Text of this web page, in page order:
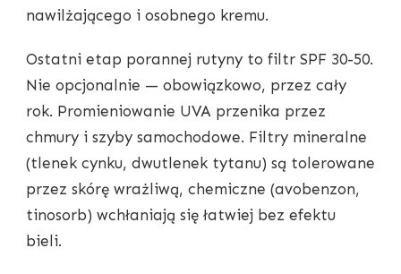
nawilżającego i osobnego kremu.
Ostatni etap porannej rutyny to filtr SPF 30-50.
Nie opcjonalnie — obowiązkowo, przez cały
rok. Promieniowanie UVA przenika przez
chmury i szyby samochodowe. Filtry mineralne
(tlenek cynku, dwutlenek tytanu) są tolerowane
przez skórę wrażliwą, chemiczne (avobenzon,
tinosorb) wchłaniają się łatwiej bez efektu
bieli.